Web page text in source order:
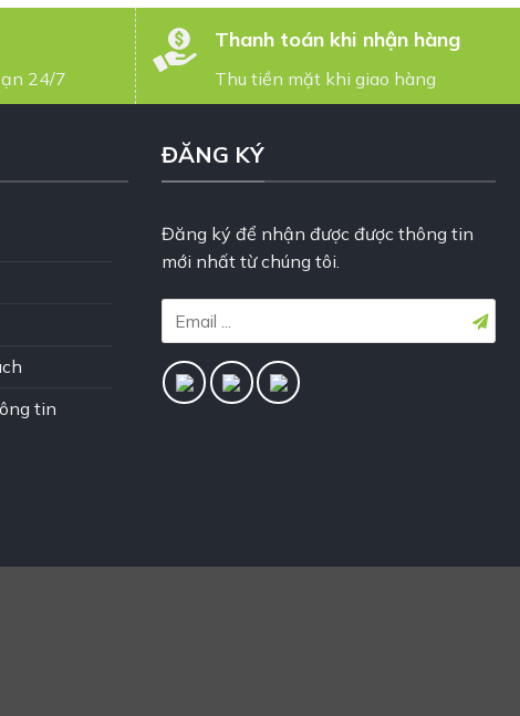
24/7
Thanh toán khi nhận hàng
Thu tiền mặt khi giao hàng
tin
ĐĂNG KÝ
Đăng ký để nhận được được thông tin
mới nhất từ chúng tôi.